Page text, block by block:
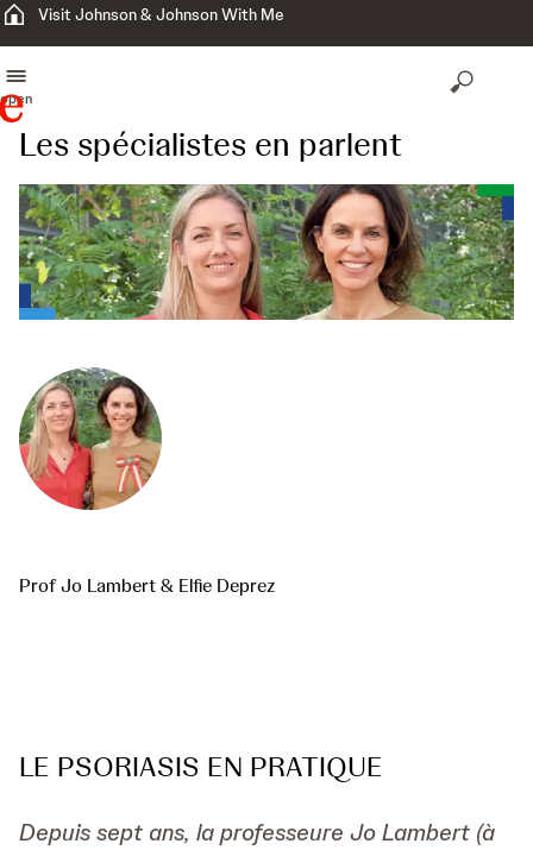
Visit Johnson & Johnson With Me
open
Les spécialistes en parlent
Prof Jo Lambert & Elfie Deprez
LE PSORIASIS EN PRATIQUE
Depuis sept ans, la professeure Jo Lambert (à